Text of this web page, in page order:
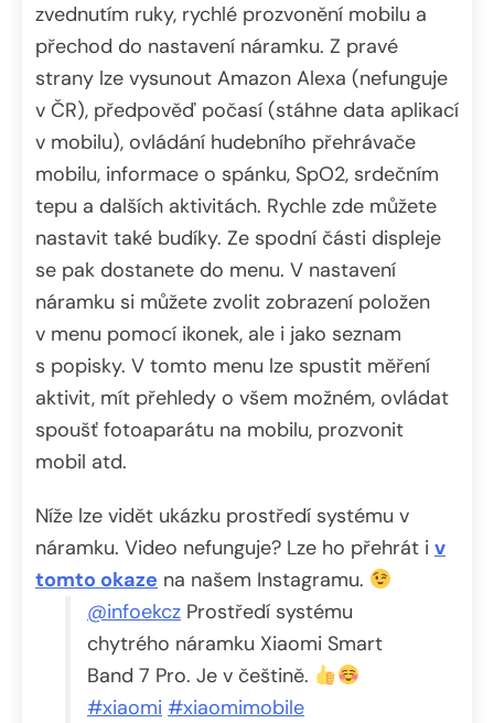
zvednutím ruky, rychlé prozvonění mobilu a
přechod do nastavení náramku. Z pravé
strany lze vysunout Amazon Alexa (nefunguje
v ČR), předpověď počasí (stáhne data aplikací
v mobilu), ovládání hudebního přehrávače
mobilu, informace o spánku, SpO2, srdečním
tepu a dalších aktivitách. Rychle zde můžete
nastavit také budíky. Ze spodní části displeje
se pak dostanete do menu. V nastavení
náramku si můžete zvolit zobrazení položen
v menu pomocí ikonek, ale i jako seznam
s popisky. V tomto menu lze spustit měření
aktivit, mít přehledy o všem možném, ovládat
spoušť fotoaparátu na mobilu, prozvonit
mobil atd.
Níže lze vidět ukázku prostředí systému v
náramku. Video nefunguje? Lze ho přehrát i v
tomto okaze na našem Instagramu.
@infoekcz Prostředí systému
chytrého náramku Xiaomi Smart
Band 7 Pro. Je v češtině.
#xiaomi #xiaomimobile